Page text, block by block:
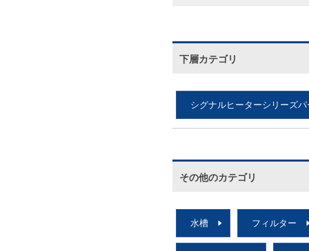
下層カテゴリ
シグナルヒーターシリーズパ
その他のカテゴリ
水槽 フィルター